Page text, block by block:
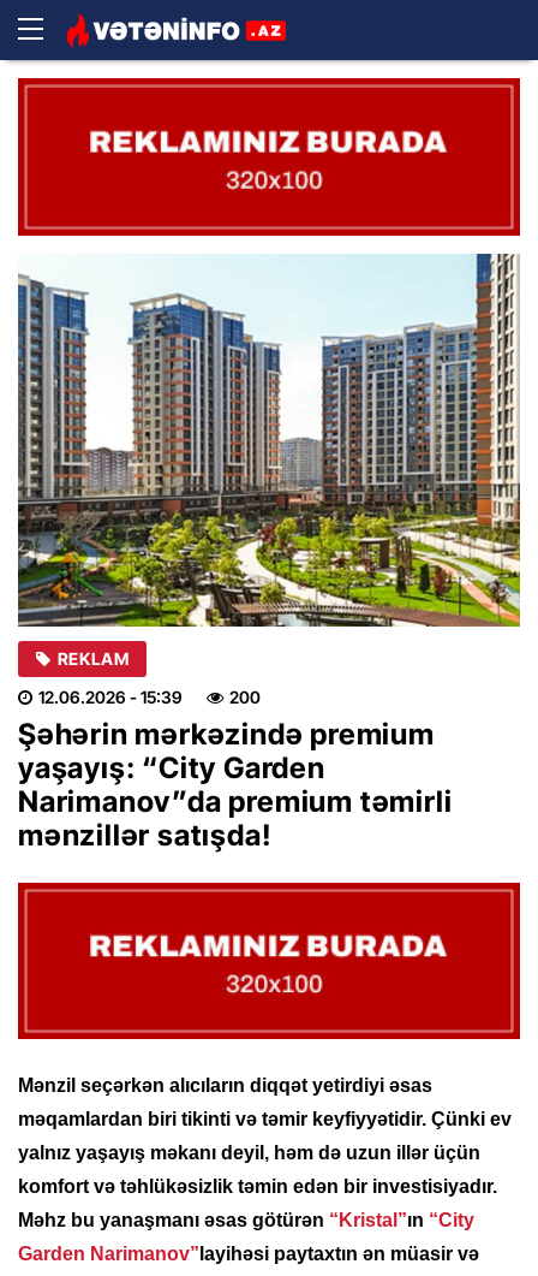
REKLAM
12.06.2026 - 15:39 200
Şəhərin mərkəzində premium
yaşayış: “City Garden
Narimanov”da premium təmirli
mənzillər satışda!
Mənzil seçərkən alıcıların diqqət yetirdiyi əsas
məqamlardan biri tikinti və təmir keyfiyyətidir. Çünki ev
yalnız yaşayış məkanı deyil, həm də uzun illər üçün
komfort və təhlükəsizlik təmin edən bir investisiyadır.
Məhz bu yanaşmanı əsas götürən “Kristal”ın “City
Garden Narimanov” layihəsi paytaxtın ən müasir və